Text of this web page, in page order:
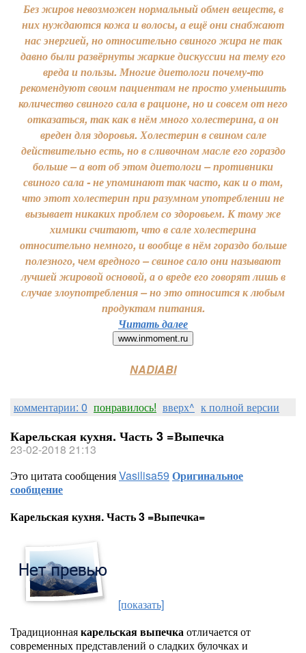
Без жиров невозможен нормальный обмен веществ, в
них нуждаются кожа и волосы, а ещё они снабжают
нас энергией, но относительно свиного жира не так
давно были развёрнуты жаркие дискуссии на тему его
вреда и пользы. Многие диетологи почему-то
рекомендуют своим пациентам не просто уменьшить
количество свиного сала в рационе, но и совсем от него
отказаться, так как в нём много холестерина, а он
вреден для здоровья. Холестерин в свином сале
действительно есть, но в сливочном масле его гораздо
больше – а вот об этом диетологи – противники
свиного сала - не упоминают так часто, как и о том,
что этот холестерин при разумном употреблении не
вызывает никаких проблем со здоровьем. К тому же
химики считают, что в сале холестерина
относительно немного, и вообще в нём гораздо больше
полезного, чем вредного – свиное сало они называют
лучшей жировой основой, а о вреде его говорят лишь в
случае злоупотребления – но это относится к любым
продуктам питания.
Читать далее
NADIABI
комментарии: 0 понравилось! вверх^ к полной версии
Карельская кухня. Часть 3 =Выпечка
23-02-2018 21:13
Это цитата сообщенияVasilisa59 Оригинальное
сообщение
Карельская кухня. Часть 3 =Выпечка=
[показать]
Традиционнаякарельская выпечкаотличается от
современных представлений о сладких булочках и